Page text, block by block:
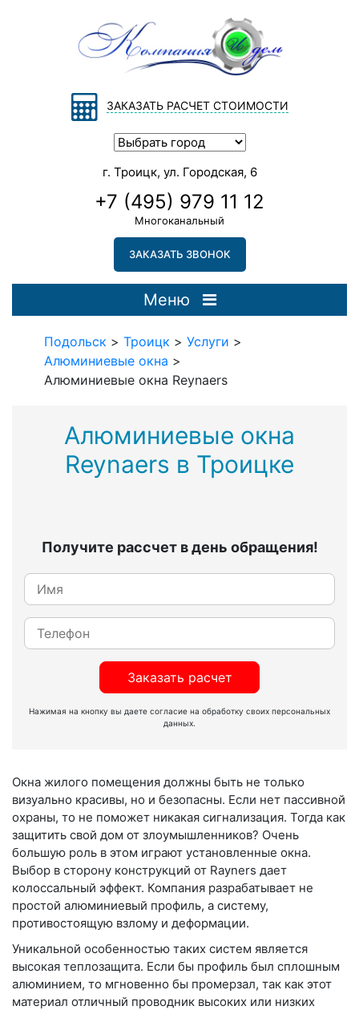
ЗАКАЗАТЬ РАСЧЕТ СТОИМОСТИ
г. Троицк, ул. Городская, 6
+7 (495) 979 11 12
Многоканальный
ЗАКАЗАТЬ ЗВОНОК
Меню
Подольск > Троицк > Услуги >
Алюминиевые окна >
Алюминиевые окна Reynaers
Алюминиевые окна
Reynaers в Троицке
Получите рассчет в день обращения!
Заказать расчет
Нажимая на кнопку вы даете согласие на обработку своих персональных
данных.
Окна жилого помещения должны быть не только
визуально красивы, но и безопасны. Если нет пассивной
охраны, то не поможет никакая сигнализация. Тогда как
защитить свой дом от злоумышленников? Очень
большую роль в этом играют установленные окна.
Выбор в сторону конструкций от Rayners дает
колоссальный эффект. Компания разрабатывает не
простой алюминиевый профиль, а систему,
противостоящую взлому и деформации.
Уникальной особенностью таких систем является
высокая теплозащита. Если бы профиль был сплошным
алюминием, то мгновенно бы промерзал, так как этот
материал отличный проводник высоких или низких